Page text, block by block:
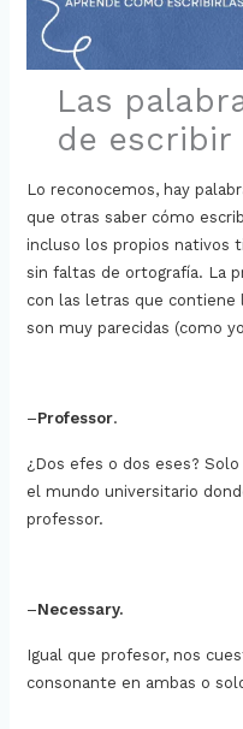
Las
de escribir
Lo reconocemos, hay
que otras saber cómo
incluso los propios nativos
sin faltas de ortografía. La
con las letras que contiene
son muy parecidas (como
–Professor.
¿Dos efes o dos eses?
el mundo universitario
professor.
–Necessary.
Igual que profesor, nos
consonante en ambas o